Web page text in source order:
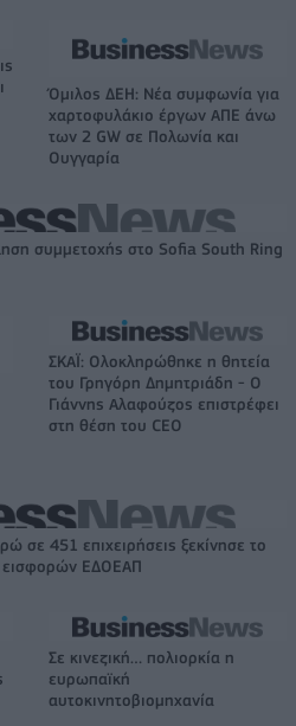
Όμιλος ΔΕΗ: Νέα συμφωνία για
χαρτοφυλάκιο έργων ΑΠΕ άνω
των 2 GW σε Πολωνία και
Ουγγαρία
συμμετοχής στο Sofia South Ring
ΣΚΑΪ: Ολοκληρώθηκε η θητεία
του Γρηγόρη Δημητριάδη - Ο
Γιάννης Αλαφούζος επιστρέφει
στη θέση του CEO
σε 451 επιχειρήσεις ξεκίνησε το
εισφορών ΕΔΟΕΑΠ
Σε κινεζική… πολιορκία η
ευρωπαϊκή
αυτοκινητοβιομηχανία